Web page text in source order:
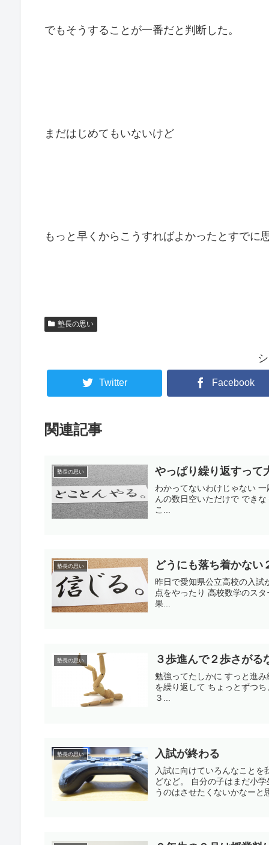
でもそうすることが一番だと判断した。
まだはじめてもいないけど
もっと早くからこうすればよかったとすでに
塾長の思い
Twitter Facebook
関連記事
塾長の思い やっぱり繰り返すって
わかってないわけじゃない
んの数日空いただけで でき
こ...
塾長の思い どうにも落ち着かない
昨日で愛知県公立高校の入試
点をやったり 高校数学のス
果...
塾長の思い ３歩進んで２歩さがる
勉強ってたしかに すっと進
を繰り返して ちょっとずつ
３...
塾長の思い 入試が終わる
入試に向けていろんなこと
どなど。 自分の子はまだ小
うのはさせたくないかなーと